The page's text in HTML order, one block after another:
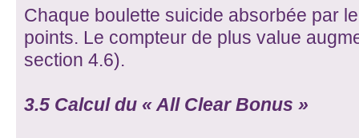
Chaque boulette suicide absorbée par
points. Le compteur de plus value
section 4.6).
3.5 Calcul du « All Clear Bonus »